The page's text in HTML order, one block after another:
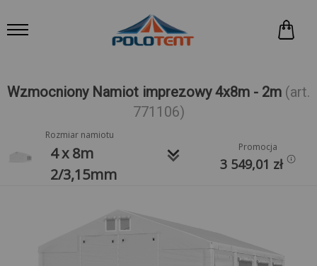
Wzmocniony Namiot imprezowy 4x8m - 2m (art.
771106)
Rozmiar namiotu
4 x 8m
2/3,15mm
keyboard_arrow_down Promocja
3 549,01 zł